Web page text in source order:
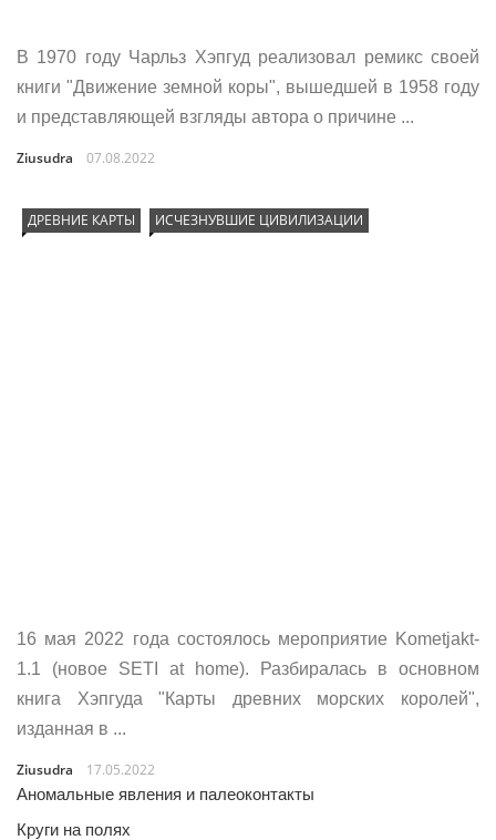
В 1970 году Чарльз Хэпгуд реализовал ремикс своей
книги "Движение земной коры", вышедшей в 1958 году
и представляющей взгляды автора о причине ...
Ziusudra 07.08.2022
ДРЕВНИЕ КАРТЫ ИСЧЕЗНУВШИЕ ЦИВИЛИЗАЦИИ
16 мая 2022 года состоялось мероприятие Kometjakt-
1.1 (новое SETI at home). Разбиралась в основном
книга Хэпгуда "Карты древних морских королей",
изданная в ...
Ziusudra
17.05.2022
Аномальные явления и палеоконтакты
Круги на полях